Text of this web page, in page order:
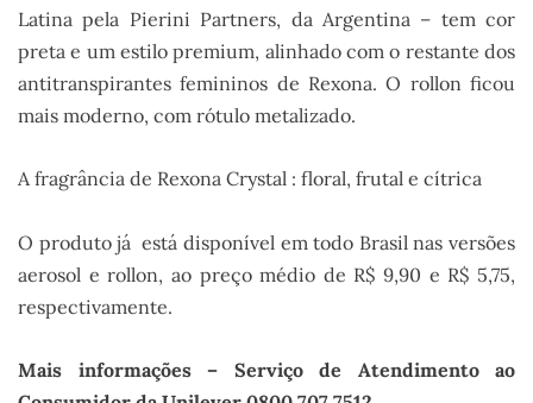
Latina pela Pierini Partners, da Argentina – tem cor
preta e um estilo premium, alinhado com o restante dos
antitranspirantes femininos de Rexona. O rollon ficou
mais moderno, com rótulo metalizado.
A fragrância de Rexona Crystal : floral, frutal e cítrica
O produto já está disponível em todo Brasil nas versões
aerosol e rollon, ao preço médio de R$ 9,90 e R$ 5,75,
respectivamente.
Mais informações – Serviço de Atendimento ao